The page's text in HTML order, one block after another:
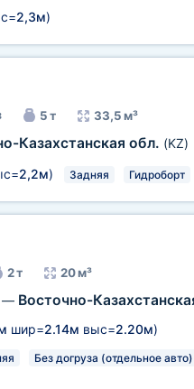
2,3м)
5 т 33,5 м³
Казахстанская обл. (KZ)
2,2м) Задняя Гидроборт
2 т 20 м³
— Восточно-
шир=2.14м выс=2.20м)
Без догруза (отдельное авто)